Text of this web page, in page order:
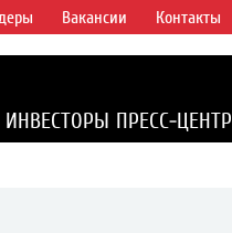
Вакансии Контакты
ИНВЕСТОРЫ ПРЕСС-ЦЕНТР